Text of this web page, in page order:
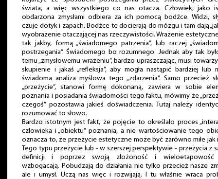
świata, a więc wszystkiego co nas otacza. Człowiek, jako
obdarzona zmysłami odbiera za ich pomocą bodźce. Widzi,
czuje dotyk i zapach. Bodźce te docierają do mózgu i tam dają
wyobrażenie otaczającej nas rzeczywistości. Wrażenie
tak jakby, formą „świadomego patrzenia”, lub raczej
postrzegania”. Świadomego bo rozumnego. Jednak aby tak
temu „zmysłowemu wrażeniu”, bardzo upraszczając, musi
skupienie i jakaś „refleksja”, aby mogła nastąpić bardziej lub
świadoma analiza myślowa tego „zdarzenia”. Samo przecież
„przeżycie”, stanowi formę dokonaną, zawiera w sobie
poznania i posiadania świadomości tego faktu, mówimy że
czegoś” pozostawia jakieś doświadczenia. Tutaj należy
rozumować to słowo.
Bardzo istotnym jest fakt, że pojęcie to określało proces
człowieka i „obiektu” poznania, a nie wartościowanie tego
oznacza to, że przeżycie estetyczne może być zarówno miłe jak
Tego typu przeżycie lub - w szerszej perspektywie - przeżycia z
definicji i poprzez swoją złożoność i wieloetapowość
wzbogacają. Pobudzają do działania nie tylko przecież nasze
ale i umysł. Uczą nas więc i rozwijają. I tu właśnie wraca